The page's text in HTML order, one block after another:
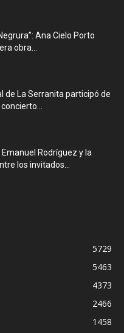
Ana Cielo Porto
obra...
de La Serranita participó de
Emanuel Rodríguez y la
los invitados...
5729
5463
4373
2466
1458